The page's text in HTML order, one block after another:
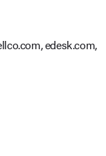
edesk.com,